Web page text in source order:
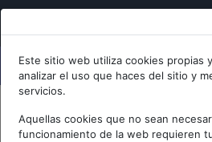
Este sitio web utiliza cookies propias
analizar el uso que haces del sitio y
servicios.
Aquellas cookies que no sean
funcionamiento de la web requieren